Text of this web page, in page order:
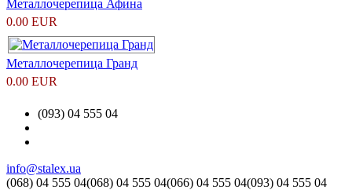
Металлочерепица Афина
0.00 EUR
Металлочерепица Гранд
0.00 EUR
(093) 04 555 04
info@stalex.ua
(068) 04 555 04(068) 04 555 04(066) 04 555 04(093) 04 555 04